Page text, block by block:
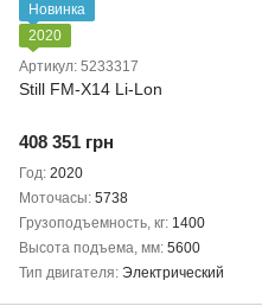
Новинка
2020
Артикул: 5233317
Still FM-X14 Li-Lon
408 351 грн
Год 2020
Моточасы 5738
Грузоподъемность, кг 1400
Высота подъема, мм 5600
Тип двигателя Электрический